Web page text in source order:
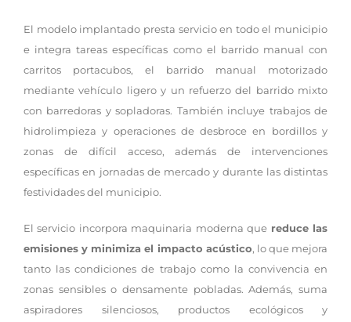
El modelo implantado presta servicio en todo el municipio
e integra tareas específicas como el barrido manual con
carritos portacubos, el barrido manual motorizado
mediante vehículo ligero y un refuerzo del barrido mixto
con barredoras y sopladoras. También incluye trabajos de
hidrolimpieza y operaciones de desbroce en bordillos y
zonas de difícil acceso, además de intervenciones
específicas en jornadas de mercado y durante las distintas
festividades del municipio.
El servicio incorpora maquinaria moderna que reduce las
emisiones y minimiza el impacto acústico, lo que mejora
tanto las condiciones de trabajo como la convivencia en
zonas sensibles o densamente pobladas. Además, suma
aspiradores silenciosos, productos ecológicos y